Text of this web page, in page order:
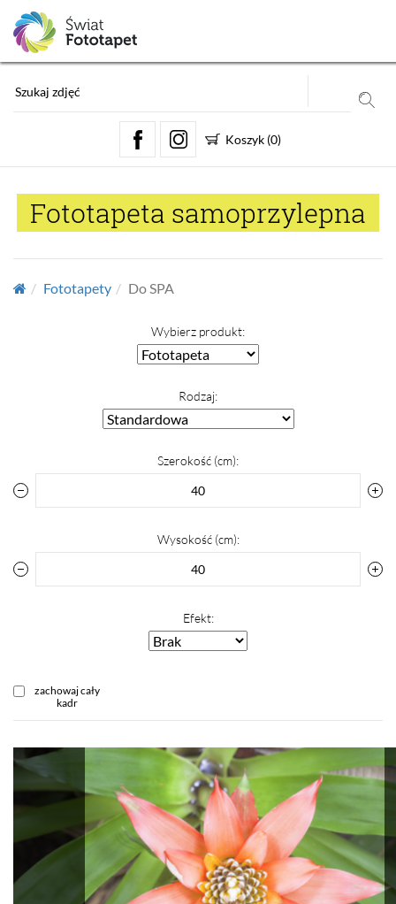
Koszyk (0)
Fototapeta samoprzylepna
Fototapety Do SPA
Wybierz produkt:
Rodzaj:
Szerokość (cm):
Wysokość (cm):
Efekt:
zachowaj cały
kadr